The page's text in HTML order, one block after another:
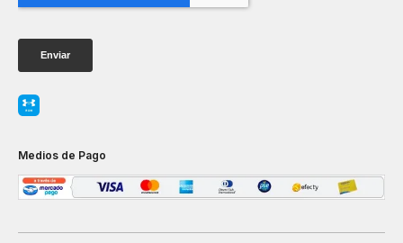
Medios de Pago